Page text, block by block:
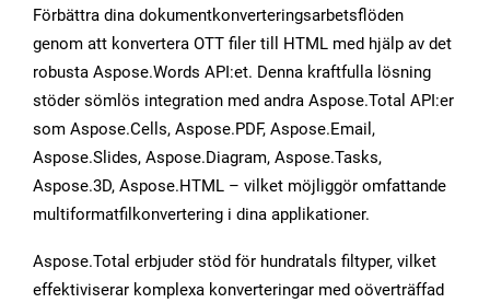
Förbättra dina dokumentkonverteringsarbetsflöden
genom att konvertera OTT filer till HTML med hjälp av det
robusta Aspose.Words API:et. Denna kraftfulla lösning
stöder sömlös integration med andra Aspose.Total API:er
som Aspose.Cells, Aspose.PDF, Aspose.Email,
Aspose.Slides, Aspose.Diagram, Aspose.Tasks,
Aspose.3D, Aspose.HTML – vilket möjliggör omfattande
multiformatfilkonvertering i dina applikationer.
Aspose.Total erbjuder stöd för hundratals filtyper, vilket
effektiviserar komplexa konverteringar med oöverträffad